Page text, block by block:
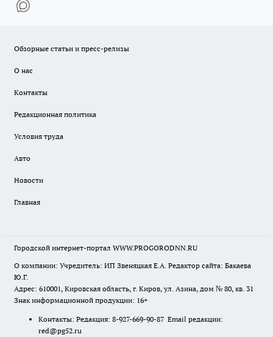
Обзорные статьи и пресс-релизы
О нас
Контакты
Редакционная политика
Условия труда
Авто
Новости
Главная
Городской интернет-портал WWW.PROGORODNN.RU
О компании: Учредитель: ИП Звеняцкая Е.А. Редактор сайта: Бакаева
Ю.Г.
Адрес: 610001, Кировская область, г. Киров, ул. Азина, дом № 80, кв. 31
Знак информационной продукции: 16+
Контакты: Редакция: 8-927-669-90-87 Email редакции:
red@pg52.ru